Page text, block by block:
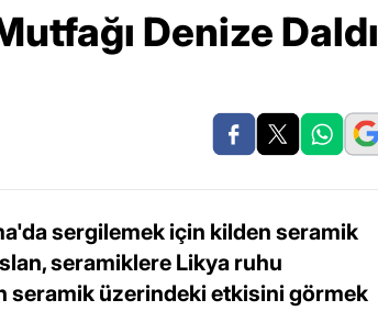
Denize Daldı
sergilemek için kilden seramik
seramiklere Likya ruhu
seramik üzerindeki etkisini görmek